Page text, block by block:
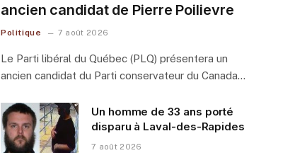
ancien candidat de Pierre Poilievre
Politique 7 août 2026
Le Parti libéral du Québec (PLQ) présentera un
ancien candidat du Parti conservateur du Canada…
Un homme de 33 ans porté
disparu à Laval-des-Rapides
7 août 2026